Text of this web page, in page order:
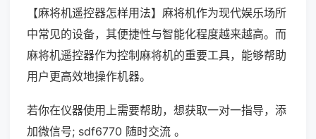
【麻将机遥控器怎样用法】麻将机作为现代娱乐场所
中常见的设备，其便捷性与智能化程度越来越高。而
麻将机遥控器作为控制麻将机的重要工具，能够帮助
用户更高效地操作机器。
若你在仪器使用上需要帮助，想获取一对一指导，添
加微信号; sdf6770 随时交流 。